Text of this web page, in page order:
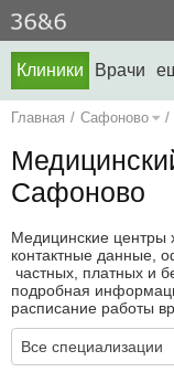
Клиники Врачи
Главная / Сафоново /
Сафоново
Медицинские центры
контактные данные,
частных, платных и
подробная
расписание работы
Все специализации